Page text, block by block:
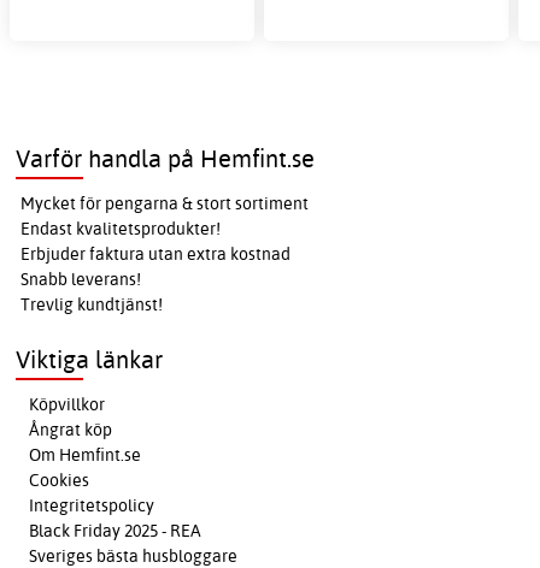
Varför handla på Hemfint.se
Mycket för pengarna & stort sortiment
Endast kvalitetsprodukter!
Erbjuder faktura utan extra kostnad
Snabb leverans!
Trevlig kundtjänst!
Viktiga länkar
Köpvillkor
Ångrat köp
Om Hemfint.se
Cookies
Integritetspolicy
Black Friday 2025 - REA
Sveriges bästa husbloggare